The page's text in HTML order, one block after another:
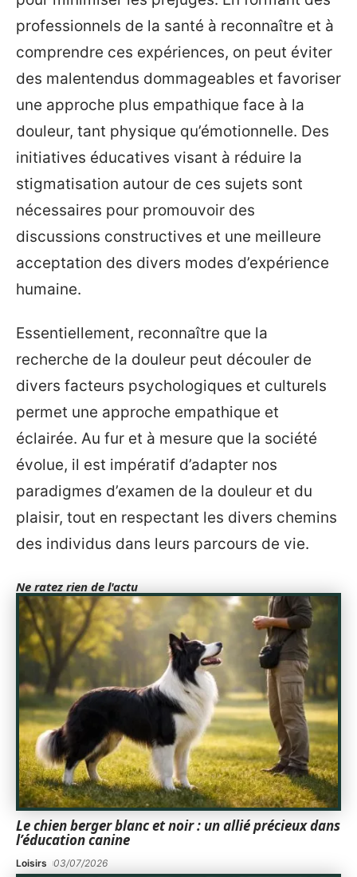
professionnels de la santé à reconnaître et à
comprendre ces expériences, on peut éviter
des malentendus dommageables et favoriser
une approche plus empathique face à la
douleur, tant physique qu’émotionnelle. Des
initiatives éducatives visant à réduire la
stigmatisation autour de ces sujets sont
nécessaires pour promouvoir des
discussions constructives et une meilleure
acceptation des divers modes d’expérience
humaine.
Essentiellement, reconnaître que la
recherche de la douleur peut découler de
divers facteurs psychologiques et culturels
permet une approche empathique et
éclairée. Au fur et à mesure que la société
évolue, il est impératif d’adapter nos
paradigmes d’examen de la douleur et du
plaisir, tout en respectant les divers chemins
des individus dans leurs parcours de vie.
Ne ratez rien de l'actu
Le chien berger blanc et noir : un allié précieux dans
l’éducation canine
Loisirs 03/07/2026